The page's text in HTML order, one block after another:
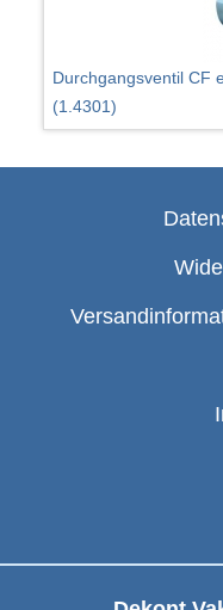
Durchgangsventil CF
(1.4301)